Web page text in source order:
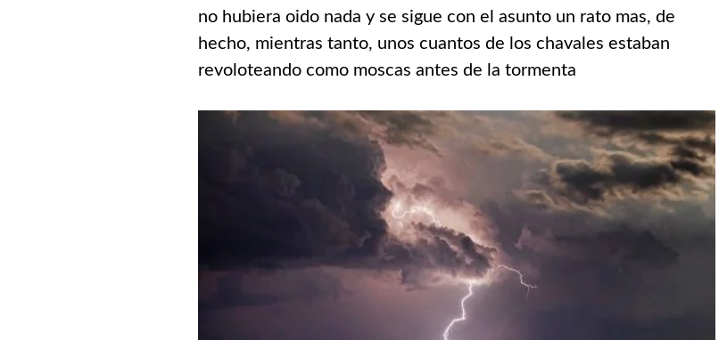
no hubiera oido nada y se sigue con el asunto un rato mas, de
hecho, mientras tanto, unos cuantos de los chavales estaban
revoloteando como moscas antes de la tormenta